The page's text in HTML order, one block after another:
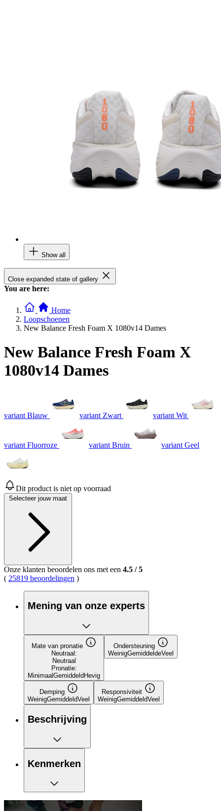
Show all
Close expanded state of gallery
You are here:
Home
Loopschoenen
New Balance Fresh Foam X 1080v14 Dames
New Balance Fresh Foam X
1080v14 Dames
variant Blauw variant Zwart variant Wit
variant Fluorroze variant Bruin variant Geel
Dit product is niet op voorraad
Selecteer jouw maat
Onze klanten beoordelen ons met een 4.5 /5
( 25819 beoordelingen )
Mening van onze experts
Mate van pronatie
Neutraal:
Neutraal
Pronatie:
MinimaalGemiddeldHevig
Ondersteuning
WeinigGemiddeldeVeel
Demping
WeinigGemiddeldVeel
Responsiviteit
WeinigGemiddeldVeel
Beschrijving
Kenmerken